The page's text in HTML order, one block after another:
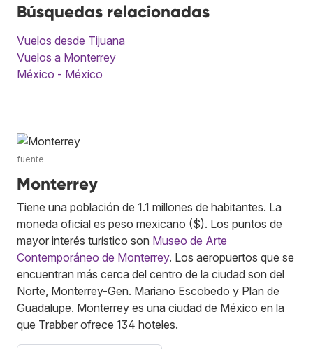
Búsquedas relacionadas
Vuelos desde Tijuana
Vuelos a Monterrey
México - México
fuente
Monterrey
Tiene una población de 1.1 millones de habitantes. La
moneda oficial es peso mexicano ($). Los puntos de
mayor interés turístico son Museo de Arte
Contemporáneo de Monterrey. Los aeropuertos que se
encuentran más cerca del centro de la ciudad son del
Norte, Monterrey-Gen. Mariano Escobedo y Plan de
Guadalupe. Monterrey es una ciudad de México en la
que Trabber ofrece 134 hoteles.